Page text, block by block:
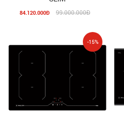
84.120.000Đ 99.000.000Đ
-15%